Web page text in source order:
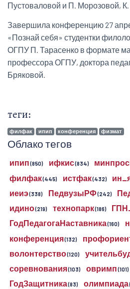
Пустоваловой и П. Морозовой,
Завершила конференцию 27
«Познай себя» студентки
ОГПУ П. Тарасенко в формате
профессора ОГПУ, доктора
Бряковой.
теги:
филфак ипип конференция физмат
Облако тегов
ипип(850) ифкис(834)
филфак(445) истфак(432)
иеиэ(338) ПедвузыРФ(242)
идино(219) технопарк(186)
ГодПедагогаНаставника(160)
конференция(132)
волонтерство(120)
соревнования(103) овримп(101)
ГодЗащитника(83) олимпиада